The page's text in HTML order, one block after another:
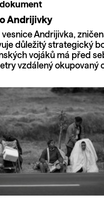
Andrijivky
Andrijivka,
důležitý strategický
vojáků má před
vzdálený okupovaný